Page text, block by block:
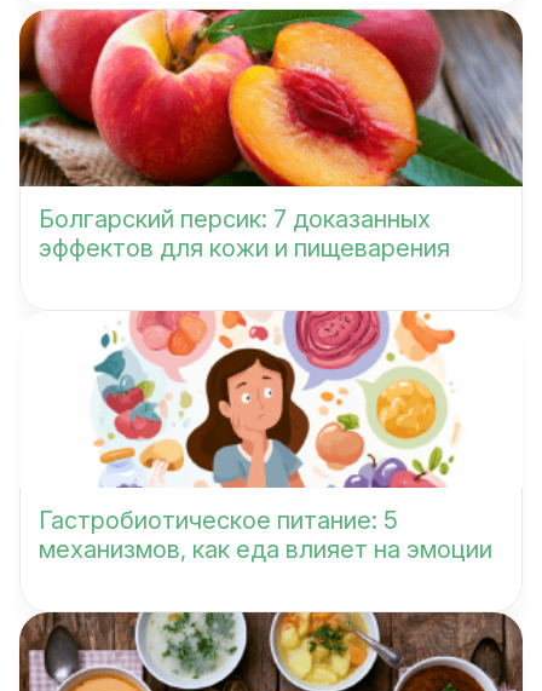
Болгарский персик: 7 доказанных
эффектов для кожи и пищеварения
Гастробиотическое питание: 5
механизмов, как еда влияет на эмоции